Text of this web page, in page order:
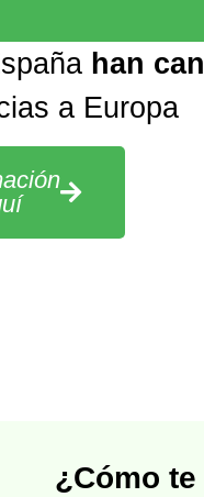
han
a Europa
¿Cómo